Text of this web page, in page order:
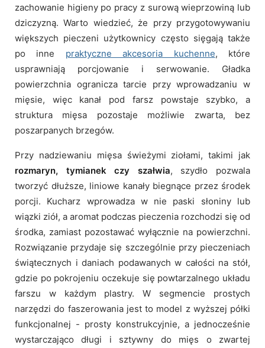
zachowanie higieny po pracy z surową wieprzowiną lub
dziczyzną. Warto wiedzieć, że przy przygotowywaniu
większych pieczeni użytkownicy często sięgają także
po inne praktyczne akcesoria kuchenne, które
usprawniają porcjowanie i serwowanie. Gładka
powierzchnia ogranicza tarcie przy wprowadzaniu w
mięsie, więc kanał pod farsz powstaje szybko, a
struktura mięsa pozostaje możliwie zwarta, bez
poszarpanych brzegów.
Przy nadziewaniu mięsa świeżymi ziołami, takimi jak
rozmaryn, tymianek czy szałwia, szydło pozwala
tworzyć dłuższe, liniowe kanały biegnące przez środek
porcji. Kucharz wprowadza w nie paski słoniny lub
wiązki ziół, a aromat podczas pieczenia rozchodzi się od
środka, zamiast pozostawać wyłącznie na powierzchni.
Rozwiązanie przydaje się szczególnie przy pieczeniach
świątecznych i daniach podawanych w całości na stół,
gdzie po pokrojeniu oczekuje się powtarzalnego układu
farszu w każdym plastry. W segmencie prostych
narzędzi do faszerowania jest to model z wyższej półki
funkcjonalnej - prosty konstrukcyjnie, a jednocześnie
wystarczająco długi i sztywny do mięs o zwartej